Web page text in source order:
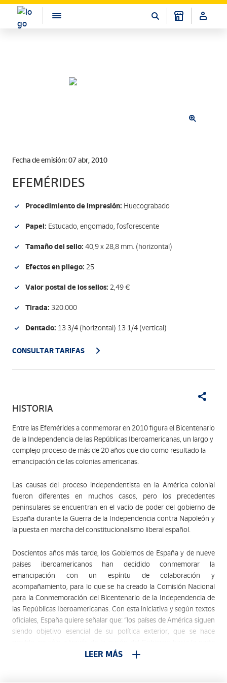
Fecha de emisión: 07 abr, 2010
EFEMÉRIDES
Procedimiento de impresión: Huecograbado
Papel: Estucado, engomado, fosforescente
Tamaño del sello: 40,9 x 28,8 mm. (horizontal)
Efectos en pliego: 25
Valor postal de los sellos: 2,49 €
Tirada: 320.000
Dentado: 13 3/4 (horizontal) 13 1/4 (vertical)
CONSULTAR TARIFAS
HISTORIA
Entre las Efemérides a conmemorar en 2010 figura el Bicentenario
de la Independencia de las Repúblicas Iberoamericanas, un largo y
complejo proceso de más de 20 años que dio como resultado la
emancipación de las colonias americanas.
Las causas del proceso independentista en la América colonial
fueron diferentes en muchos casos, pero los precedentes
peninsulares se encuentran en el vacío de poder del gobierno de
España durante la Guerra de la Independencia contra Napoleón y
la puesta en marcha del constitucionalismo liberal español.
Doscientos años más tarde, los Gobiernos de España y de nueve
países iberoamericanos han decidido conmemorar la
emancipación con un espíritu de colaboración y
acompañamiento, para lo que se ha creado la Comisión Nacional
para la Conmemoración del Bicentenario de la Independencia de
las Repúblicas Iberoamericanas. Con esta iniciativa y según textos
oficiales, España quiere señalar que: “los países de América siguen
siendo objetivo esencial de su política exterior, que se hace
Central y Sur del hemisferio, sino que se complementa y dinamiza
LEER MÁS